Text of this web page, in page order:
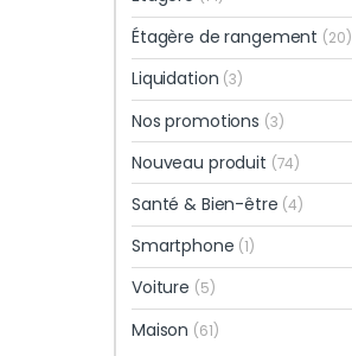
Étagère de rangement (20)
Liquidation (3)
Nos promotions (3)
Nouveau produit (74)
Santé & Bien-être (4)
Smartphone (1)
Voiture (5)
Maison (61)